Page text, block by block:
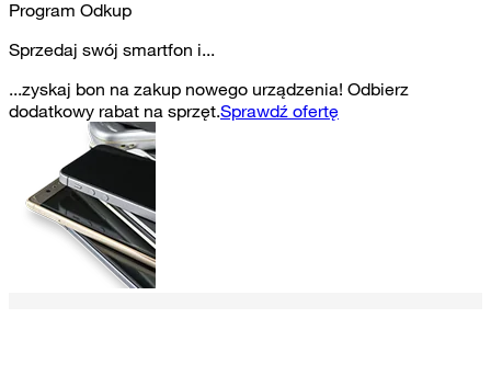
Program Odkup
Sprzedaj swój smartfon i...
...zyskaj bon na zakup nowego urządzenia! Odbierz
dodatkowy rabat na sprzęt.Sprawdź ofertę